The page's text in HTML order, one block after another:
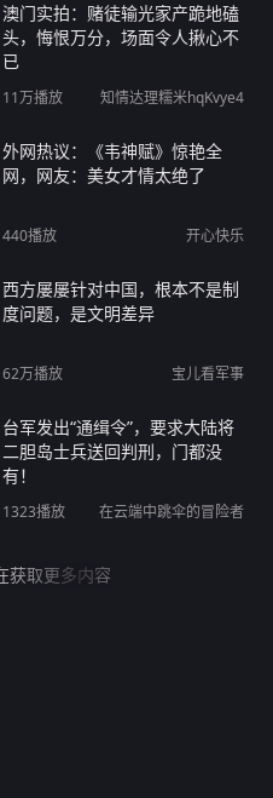
澳门实拍：赌徒输光家产跪地磕
头，悔恨万分，场面令人揪心不
已
11万播放 知情达理糯米hqKvye4
外网热议：《韦神赋》惊艳全
网，网友：美女才情太绝了
440播放 开心快乐
西方屡屡针对中国，根本不是制
度问题，是文明差异
62万播放 宝儿看军事
台军发出“通缉令”，要求大陆将
二胆岛士兵送回判刑，门都没
有！
1323播放 在云端中跳伞的冒险者
获取更多内容